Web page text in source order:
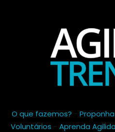
O que fazemos? -
Voluntários - Aprenda